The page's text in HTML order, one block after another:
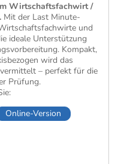
Wirtschafts­fach­wirt /
Mit der Last Minute-
und
ideale Unter­stützung
Kompakt,
wird das
– perfekt für die
Prüfung.
Online-Version